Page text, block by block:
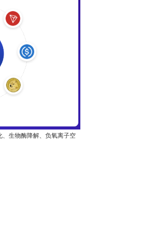
生物酶降解、负氧离子空